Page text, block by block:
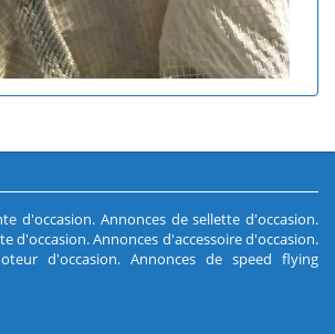
d'occasion. Annonces de sellette d'occasion.
d'occasion.Annonces d'accessoire d'occasion.
d'occasion. Annonces de speed flying